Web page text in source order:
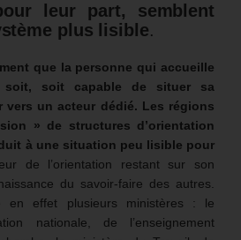
leur part, semblent
plus lisible.
que la personne qui accueille
soit, soit capable de situer sa
vers un acteur dédié. Les régions
» de structures d’orientation
à une situation peu lisible pour
de l’orientation restant sur son
du savoir-faire des autres.
en effet plusieurs ministères : le
nationale, de l’enseignement